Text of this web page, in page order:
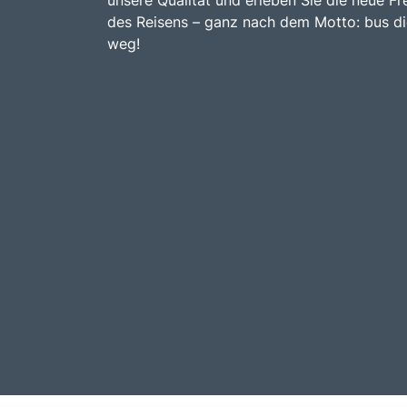
des Reisens – ganz nach dem Motto: bus
weg!